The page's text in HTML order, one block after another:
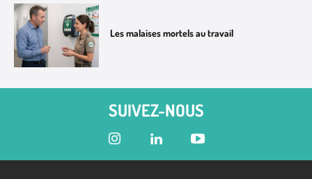
Les malaises mortels au travail
SUIVEZ-NOUS